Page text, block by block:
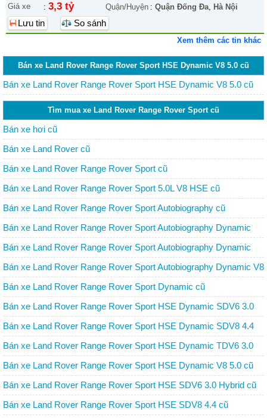
Giá xe
: 3,3 tỷ Quận/Huyện : Quận Đống Đa, Hà Nội
Lưu tin So sánh
Xem thêm các tin khác
Bán xe Land Rover Range Rover Sport HSE Dynamic V8 5.0 cũ
Bán xe Land Rover Range Rover Sport HSE Dynamic V8 5.0 cũ
đời 2010
Tìm mua xe Land Rover Range Rover Sport cũ
Bán xe hơi cũ
Bán xe Land Rover cũ
Bán xe Land Rover Range Rover Sport cũ
Bán xe Land Rover Range Rover Sport 5.0L V8 HSE cũ
Bán xe Land Rover Range Rover Sport Autobiography cũ
Bán xe Land Rover Range Rover Sport Autobiography Dynamic
SDV6 3.0 cũ
Bán xe Land Rover Range Rover Sport Autobiography Dynamic
SDV6 3.0 Hybrid cũ
Bán xe Land Rover Range Rover Sport Autobiography Dynamic V8
5.0 cũ
Bán xe Land Rover Range Rover Sport Dynamic cũ
Bán xe Land Rover Range Rover Sport HSE Dynamic SDV6 3.0
Hybrid cũ
Bán xe Land Rover Range Rover Sport HSE Dynamic SDV8 4.4
cũ
Bán xe Land Rover Range Rover Sport HSE Dynamic TDV6 3.0
cũ
Bán xe Land Rover Range Rover Sport HSE Dynamic V8 5.0 cũ
Bán xe Land Rover Range Rover Sport HSE SDV6 3.0 Hybrid cũ
Bán xe Land Rover Range Rover Sport HSE SDV8 4.4 cũ